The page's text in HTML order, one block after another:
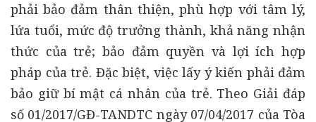
phải bảo đảm thân thiện, phù hợp với tâm lý,
lứa tuổi, mức độ trưởng thành, khả năng nhận
thức của trẻ; bảo đảm quyền và lợi ích hợp
pháp của trẻ. Đặc biệt, việc lấy ý kiến phải đảm
bảo giữ bí mật cá nhân của trẻ. Theo Giải đáp
số 01/2017/GĐ-TANDTC ngày 07/04/2017 của Tòa